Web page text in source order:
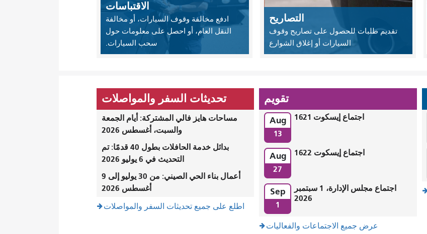
التصاريح
تقديم طلبات للحصول على تصاريح وقوف
السيارات أو إغلاق الشوارع
الاقتباسات
ادفع مخالفة وقوف السيارات، أو مخالفة
النقل العام، أو احصل على معلومات حول
سحب السيارات.
تقويم
Aug
13
اجتماع إيسكوت 1621
Aug
27
اجتماع إيسكوت 1622
Sep
1
اجتماع مجلس الإدارة، 1 سبتمبر
2026
عرض جميع الاجتماعات والفعاليات
تحديثات السفر والمواصلات
مساحات هايز فالي المشتركة: أيام الجمعة
والسبت، أغسطس 2026
بدائل خدمة الحافلات بطول 40 قدمًا: تم
التحديث في 6 يوليو 2026
أعمال بناء الحي الصيني: من 30 يوليو إلى 9
أغسطس 2026
اطلع على جميع تحديثات السفر والمواصلات